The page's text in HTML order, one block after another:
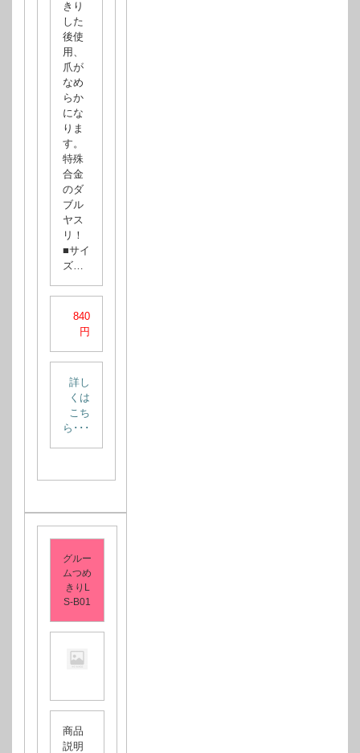
きり
した
後使
用、
爪が
なめ
らか
にな
りま
す。
特殊
合金
のダ
ブル
ヤス
リ！
■サイ
ズ…
840
円
詳し
くは
こち
ら･･･
グルー
ムつめ
きりL
S-B01
商品
説明